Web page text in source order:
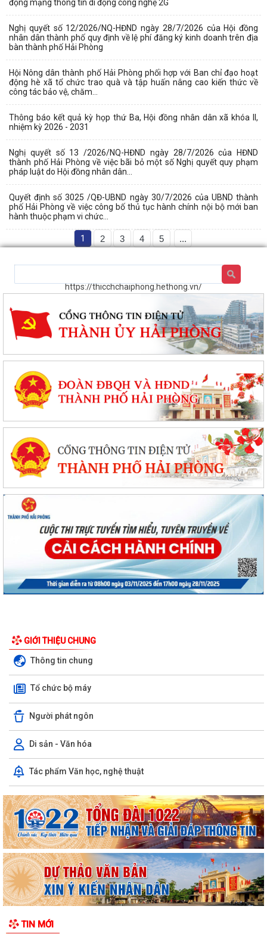
động mạng thông tin di động công nghệ 2G
Nghị quyết số 12/2026/NQ-HĐND ngày 28/7/2026 của Hội đồng
nhân dân thành phố quy định về lệ phí đăng ký kinh doanh trên địa
bàn thành phố Hải Phòng
Hội Nông dân thành phố Hải Phòng phối hợp với Ban chỉ đạo hoạt
động hè xã tổ chức trao quà và tập huấn nâng cao kiến thức về
công tác bảo vệ, chăm...
Thông báo kết quả kỳ họp thứ Ba, Hội đồng nhân dân xã khóa II,
nhiệm kỳ 2026 - 2031
Nghị quyết số 13 /2026/NQ-HĐND ngày 28/7/2026 của HĐND
thành phố Hải Phòng về việc bãi bỏ một số Nghị quyết quy phạm
pháp luật do Hội đồng nhân dân...
Quyết định số 3025 /QĐ-UBND ngày 30/7/2026 của UBND thành
phố Hải Phòng về việc công bố thủ tục hành chính nội bộ mới ban
hành thuộc phạm vi chức...
1 2 3 4 5 ...
https://thicchchaiphong.hethong.vn/
GIỚI THIỆU CHUNG
Thông tin chung
Tổ chức bộ máy
Người phát ngôn
Di sản - Văn hóa
Tác phẩm Văn học, nghệ thuật
TIN MỚI
nghiệp và Môi trường Quy định về xử...
Quyết định số 3091/QĐ-UBND ngày 05/8/2026 của Chủ tịch UBND
thành phố về việc công bố thủ tục hành...
Quyết định số 3039/QĐ-UBND ngày 31/7/2026 của Chủ tịch UBND
thành phố về việc công bố danh mục thủ...
Công văn triển khai thực hiện Nghị định số 281/2026/NĐ-CP ngày
13/7/2026 của Chính phủ và Văn bản...
mạng thông tin di động công...